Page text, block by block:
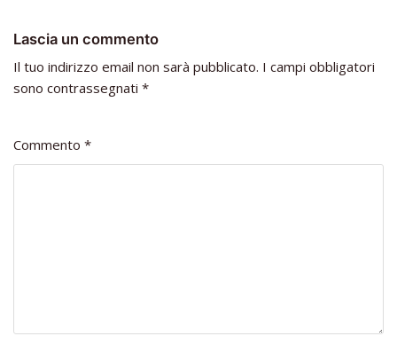
Lascia un commento
Il tuo indirizzo email non sarà pubblicato. I campi obbligatori
sono contrassegnati *
Commento *